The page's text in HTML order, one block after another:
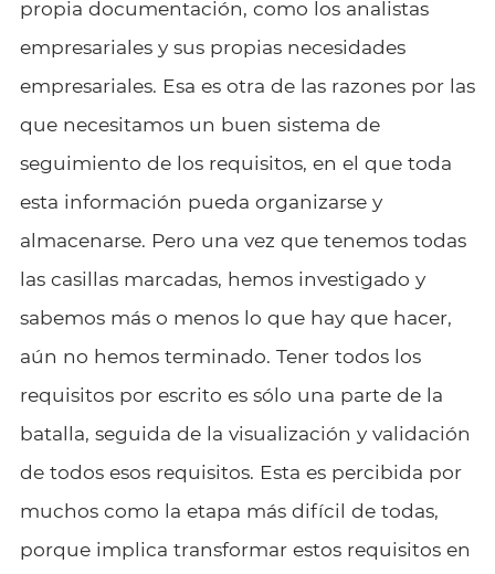
propia documentación, como los analistas
empresariales y sus propias necesidades
empresariales. Esa es otra de las razones por las
que necesitamos un buen sistema de
seguimiento de los requisitos, en el que toda
esta información pueda organizarse y
almacenarse. Pero una vez que tenemos todas
las casillas marcadas, hemos investigado y
sabemos más o menos lo que hay que hacer,
aún no hemos terminado. Tener todos los
requisitos por escrito es sólo una parte de la
batalla, seguida de la visualización y validación
de todos esos requisitos. Esta es percibida por
muchos como la etapa más difícil de todas,
porque implica transformar estos requisitos en